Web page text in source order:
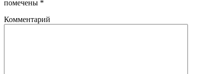
помечены *
Комментарий